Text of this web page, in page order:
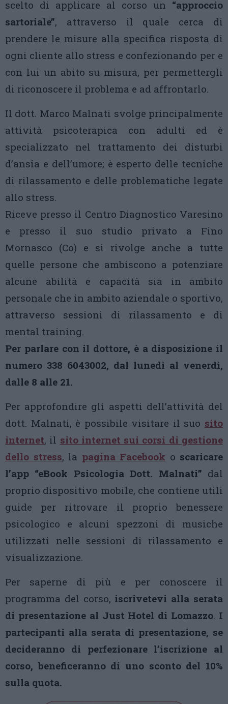
scelto di applicare al corso un “approccio
sartoriale”, attraverso il quale cerca di
prendere le misure alla specifica risposta di
ogni cliente allo stress e confezionando per e
con lui un abito su misura, per permettergli
di riconoscere il problema e ad affrontarlo.
Il dott. Marco Malnati svolge principalmente
attività psicoterapica con adulti ed è
specializzato nel trattamento dei disturbi
d’ansia e dell’umore; è esperto delle tecniche
di rilassamento e delle problematiche legate
allo stress.
Riceve presso il Centro Diagnostico Varesino
e presso il suo studio privato a Fino
Mornasco (Co) e si rivolge anche a tutte
quelle persone che ambiscono a potenziare
alcune abilità e capacità sia in ambito
personale che in ambito aziendale o sportivo,
attraverso sessioni di rilassamento e di
mental training.
Per parlare con il dottore, è a disposizione il
numero 338 6043002, dal lunedì al venerdì,
dalle 8 alle 21.
Per approfondire gli aspetti dell’attività del
dott. Malnati, è possibile visitare il suo sito
internet, il sito internet sui corsi di gestione
dello stress, la pagina Facebook o scaricare
l’app “eBook Psicologia Dott. Malnati” dal
proprio dispositivo mobile, che contiene utili
guide per ritrovare il proprio benessere
psicologico e alcuni spezzoni di musiche
utilizzati nelle sessioni di rilassamento e
visualizzazione.
Per saperne di più e per conoscere il
programma del corso, iscrivetevi alla serata
di presentazione al Just Hotel di Lomazzo. I
partecipanti alla serata di presentazione, se
decideranno di perfezionare l’iscrizione al
corso, beneficeranno di uno sconto del 10%
sulla quota.